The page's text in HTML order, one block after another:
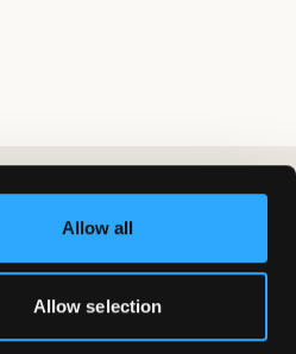
Allow all
Allow selection